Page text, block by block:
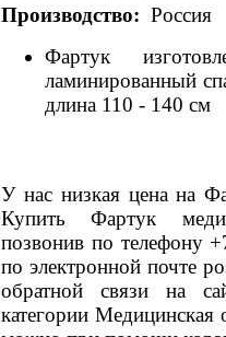
Производство: Россия
Фартук
ламинированный
длина 110 - 140 см
У нас низкая цена на
Купить Фартук
позвонив по телефону
по электронной почте
обратной связи на
категории